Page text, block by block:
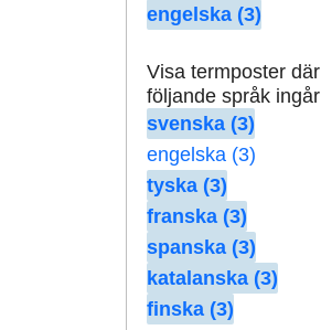
engelska (3)
Visa termposter där
följande språk ingår
svenska (3)
engelska (3)
tyska (3)
franska (3)
spanska (3)
katalanska (3)
finska (3)